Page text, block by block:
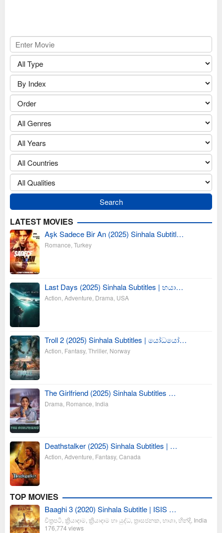
LATEST MOVIES
Aşk Sadece Bir An (2025) Sinhala Subtitl…
Romance Turkey
Last Days (2025) Sinhala Subtitles | භයා…
Action Adventure Drama USA
Troll 2 (2025) Sinhala Subtitles | යෝධයෝ…
Action Fantasy, Thriller, Norway
The Girlfriend (2025) Sinhala Subtitles …
Drama Romance India
Deathstalker (2025) Sinhala Subtitles | …
Action Adventure Fantasy, Canada
TOP MOVIES
Baaghi 3 (2020) Sinhala Subtitle | ISIS …
චිත්‍රපටි ක්‍රියාදාම ක්‍රියාදාම හා යුද්ධ ත්‍රාසජනක භාශා හින්දි India
176,774 views